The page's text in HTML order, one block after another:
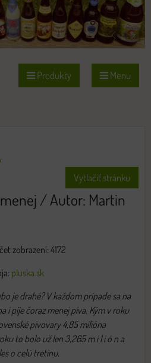
Produkty Menu
Vytlačiť stránku
/ Autor: Martin
zobrazení: 4172
pluska.sk
je drahé? V každom prípade sa na
i pije čoraz menej piva. Kým v roku
pivovary 4,85 milióna
to bolo už len 3,265 m i l i ó n a
o celú tretinu.